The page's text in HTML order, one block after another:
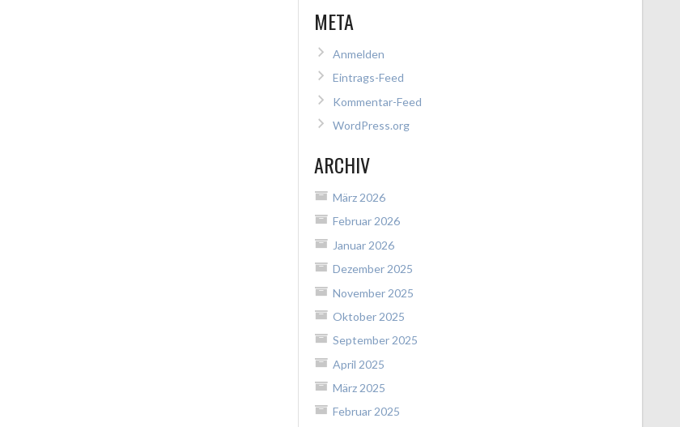
META
Anmelden
Eintrags-Feed
Kommentar-Feed
WordPress.org
ARCHIV
März 2026
Februar 2026
Januar 2026
Dezember 2025
November 2025
Oktober 2025
September 2025
April 2025
März 2025
Februar 2025